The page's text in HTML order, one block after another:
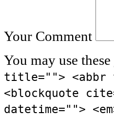
Your Comment
You may use these
title=""> <abbr
<blockquote
datetime="">